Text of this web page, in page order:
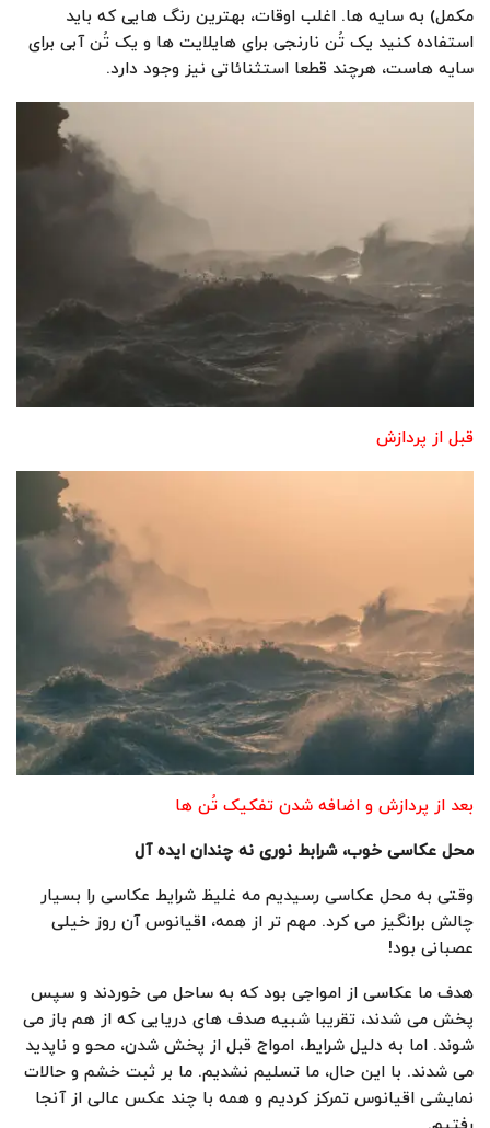
مکمل) به سایه ها. اغلب اوقات، بهترین رنگ هایی که باید
استفاده کنید یک تُن نارنجی برای هایلایت ها و یک تُن آبی برای
سایه هاست، هرچند قطعا استثنائاتی نیز وجود دارد.
قبل از پردازش
بعد از پردازش و اضافه شدن تفکیک تُن ها
محل عکاسی خوب، شرابط نوری نه چندان ایده آل
وقتی به محل عکاسی رسیدیم مه غلیظ شرایط عکاسی را بسیار
چالش برانگیز می کرد. مهم تر از همه، اقیانوس آن روز خیلی
عصبانی بود!
هدف ما عکاسی از امواجی بود که به ساحل می خوردند و سپس
پخش می شدند، تقریبا شبیه صدف های دریایی که از هم باز می
شوند. اما به دلیل شرایط، امواج قبل از پخش شدن، محو و ناپدید
می شدند. با این حال، ما تسلیم نشدیم. ما بر ثبت خشم و حالات
نمایشی اقیانوس تمرکز کردیم و همه با چند عکس عالی از آنجا